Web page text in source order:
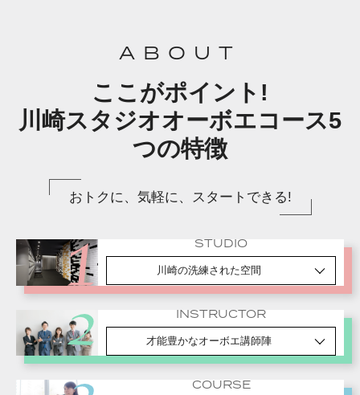
ABOUT
ここがポイント!
川崎スタジオオーボエコース5
つの特徴
おトクに、気軽に、スタートできる!
STUDIO
川崎の洗練された空間
INSTRUCTOR
才能豊かなオーボエ講師陣
COURSE